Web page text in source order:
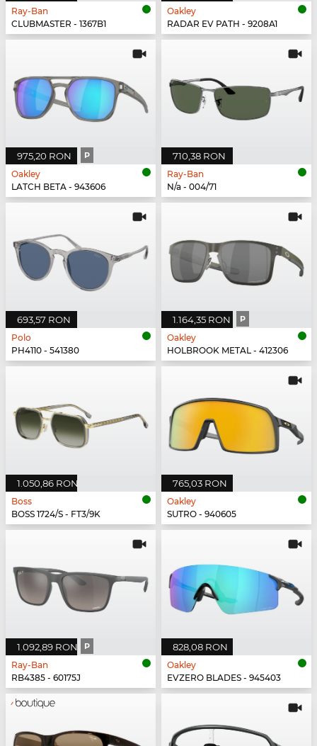
Ray-Ban
CLUBMASTER - 1367B1
Oakley
RADAR EV PATH - 9208A1
975,20 RON P
Oakley
LATCH BETA - 943606
710,38 RON
Ray-Ban
N/a - 004/71
693,57 RON
Polo
PH4110 - 541380
1.164,35 RON P
Oakley
HOLBROOK METAL - 412306
1.050,86 RON
Boss
BOSS 1724/S - FT3/9K
765,03 RON
Oakley
SUTRO - 940605
1.092,89 RON P
Ray-Ban
RB4385 - 60175J
828,08 RON
Oakley
EVZERO BLADES - 945403